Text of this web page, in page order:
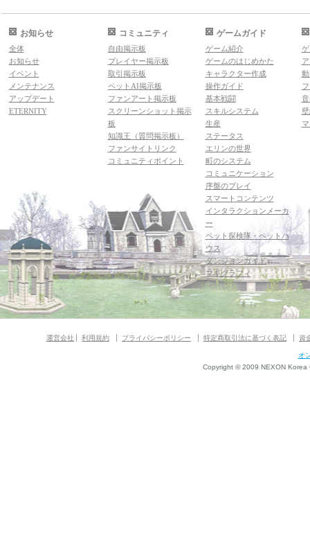
お知らせ
全体
お知らせ
イベント
メンテナンス
アップデート
ETERNITY
コミュニティ
自由掲示板
プレイヤー掲示板
取引掲示板
ペットAI掲示板
ファンアート掲示板
スクリーンショット掲示
板
知識王（質問掲示板）
ファンサイトリンク
コミュニティポイント
ゲームガイド
ゲーム紹介
ゲームのはじめかた
キャラクター作成
操作ガイド
基本戦闘
スキルシステム
生産
ステータス
エリンの世界
町のシステム
コミュニケーション
序盤のプレイ
スマートコンテンツ
インタラクションメーカ
ー
ペット探検隊・ペットハ
ウス
ダンジョンガイド
マギグラフィ
運営会社 利用規約 プライバシーポリシー 特定商取引法に基づく表記 資
オ
Copyright © 2009 NEXON Korea